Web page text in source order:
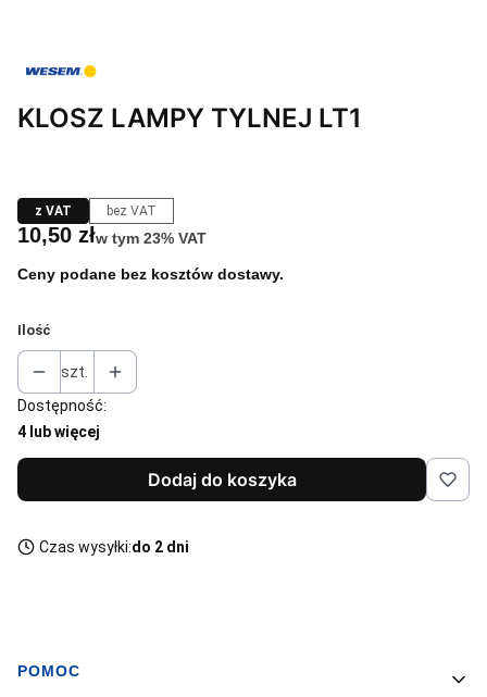
KLOSZ LAMPY TYLNEJ LT1
z VAT bez VAT
Cena
10,50 złw tym 23% VAT
w tym 23% VAT
Ceny podane bez kosztów dostawy.
Ilość
szt.
Dostępność:
4 lub więcej
Dodaj do koszyka
Czas wysyłki:do 2 dni
Linki w stopce
POMOC